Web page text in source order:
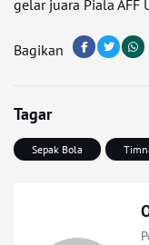
gelar juara Piala AFF
Bagikan
Tagar
Sepak Bola